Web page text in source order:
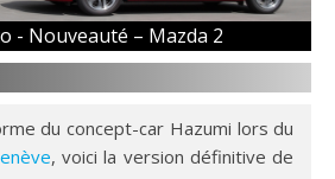
- Nouveauté – Mazda 2
du concept-car Hazumi lors du
, voici la version définitive de